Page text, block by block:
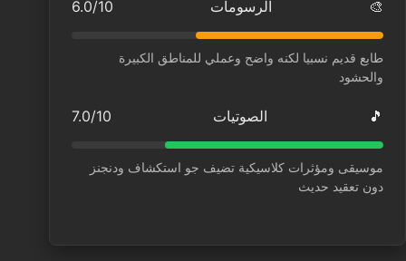
🎨 الرسومات 6.0/10
طابع قديم نسبيا لكنه واضح وعملي للمناطق الكبيرة
والحشود
🎵 الصوتيات 7.0/10
موسيقى ومؤثرات كلاسيكية تضيف جو استكشاف ودنجنز
دون تعقيد حديث